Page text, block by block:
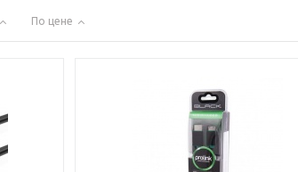
По цене